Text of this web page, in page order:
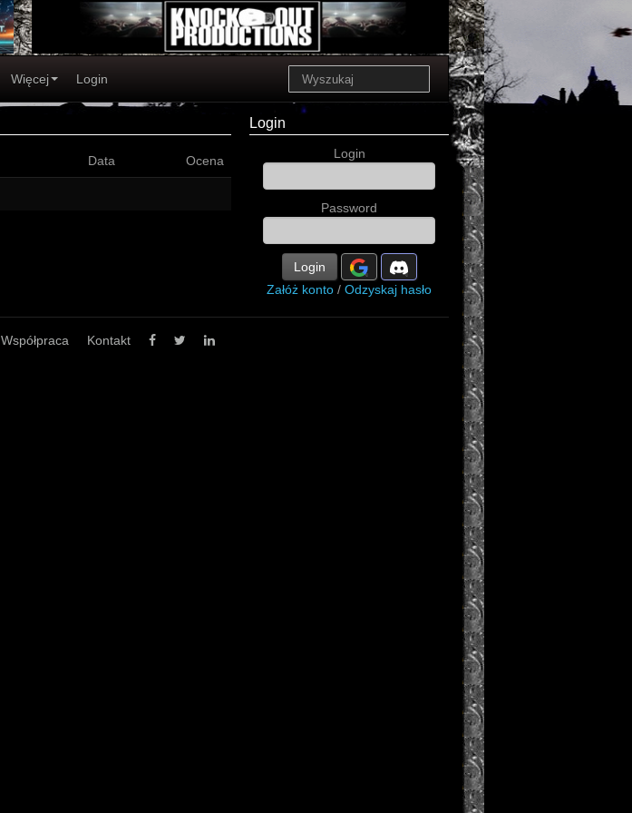
Więcej Login
Data Ocena
Login
Login
Password
Login
Załóż konto / Odzyskaj hasło
Współpraca Kontakt